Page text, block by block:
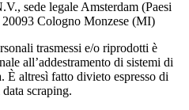
sede legale Amsterdam (Paesi
Cologno Monzese (MI)
trasmessi e/o riprodotti è
all’addestramento di sistemi di
È altresì fatto divieto espresso di
scraping.